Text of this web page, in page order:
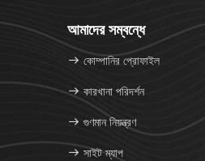
আমাদের সম্বন্ধে
কোম্পানির প্রোফাইল
কারখানা পরিদর্শন
গুণমান নিয়ন্ত্রণ
সাইট ম্যাপ